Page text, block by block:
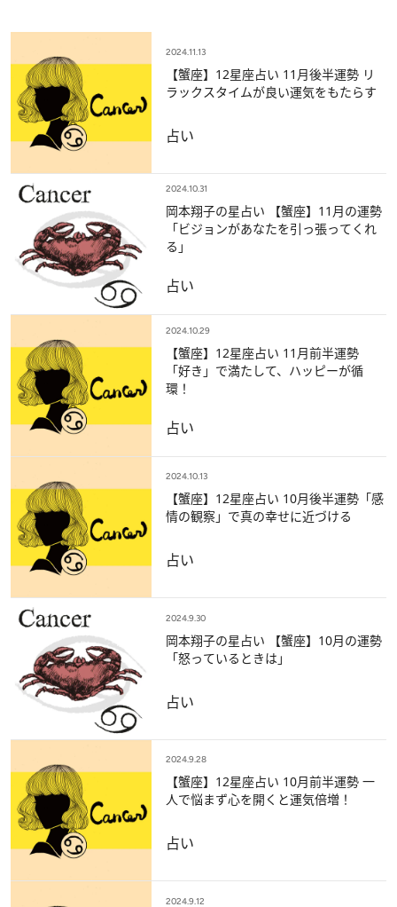
2024.11.13
【蟹座】12星座占い 11月後半運勢 リ
ラックスタイムが良い運気をもたらす
占い
2024.10.31
岡本翔子の星占い 【蟹座】11月の運勢
「ビジョンがあなたを引っ張ってくれ
る」
占い
2024.10.29
【蟹座】12星座占い 11月前半運勢
「好き」で満たして、ハッピーが循
環！
占い
2024.10.13
【蟹座】12星座占い 10月後半運勢「感
情の観察」で真の幸せに近づける
占い
2024.9.30
岡本翔子の星占い 【蟹座】10月の運勢
「怒っているときは」
占い
2024.9.28
【蟹座】12星座占い 10月前半運勢 一
人で悩まず心を開くと運気倍増！
占い
2024.9.12